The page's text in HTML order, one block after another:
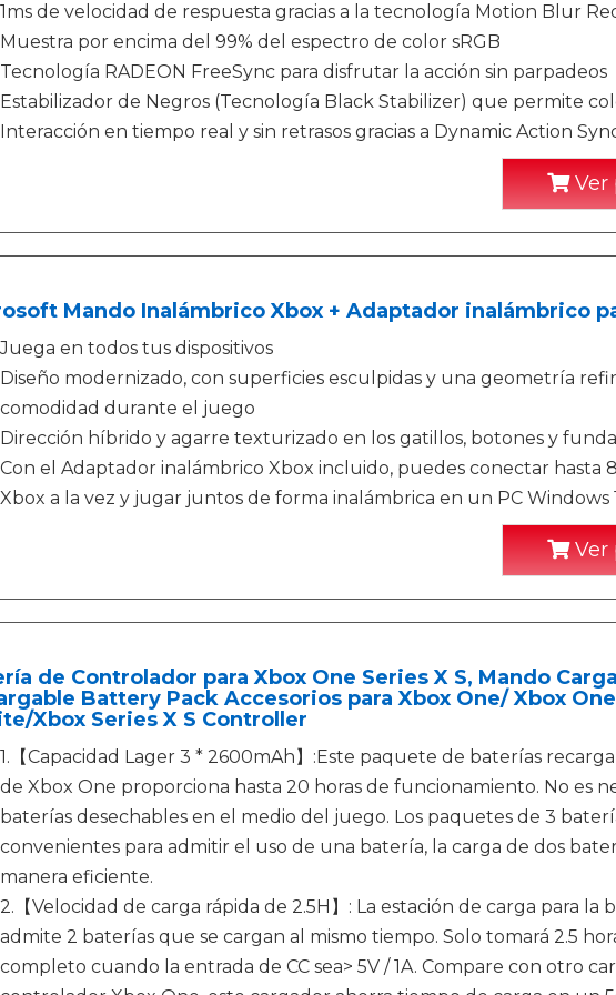
1ms de velocidad de respuesta gracias a la tecnología Motion Blur
Muestra por encima del 99% del espectro de color sRGB
Tecnología RADEON FreeSync para disfrutar la acción sin parpadeos
Estabilizador de Negros (Tecnología Black Stabilizer) que permite
Interacción en tiempo real y sin retrasos gracias a Dynamic Action
Ver
Mando Inalámbrico Xbox + Adaptador inalámbrico
Juega en todos tus dispositivos
Diseño modernizado, con superficies esculpidas y una geometría
comodidad durante el juego
Dirección híbrido y agarre texturizado en los gatillos, botones y
Con el Adaptador inalámbrico Xbox incluido, puedes conectar hasta
Xbox a la vez y jugar juntos de forma inalámbrica en un PC Windows
Ver
de Controlador para Xbox One Series X S, Mando
Battery Pack Accesorios para Xbox One/ Xbox
Xbox Series X S Controller
1.【Capacidad Lager 3 * 2600mAh】:Este paquete de baterías
de Xbox One proporciona hasta 20 horas de funcionamiento. No es
baterías desechables en el medio del juego. Los paquetes de 3
convenientes para admitir el uso de una batería, la carga de dos
manera eficiente.
2.【Velocidad de carga rápida de 2.5H】: La estación de carga para la
admite 2 baterías que se cargan al mismo tiempo. Solo tomará 2.5
completo cuando la entrada de CC sea> 5V / 1A. Compare con otro